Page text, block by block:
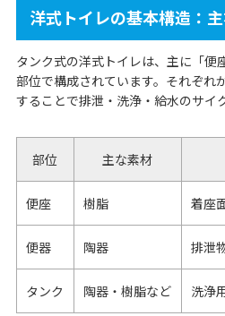
洋式トイレの基本構造：
タンク式の洋式トイレは、主に「便
部位で構成されています。それぞれ
することで排泄・洗浄・給水のサイ
部位 主な素材
便座 樹脂 着座
便器 陶器 排泄
タンク 陶器・樹脂など 洗浄